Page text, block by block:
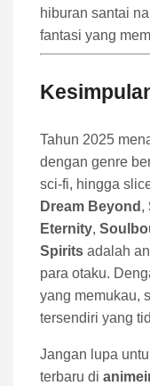
hiburan santai
fantasi yang
Tahun 2025
dengan genre
sci-fi, hingga
Dream Beyond ,
Eternity,
Spirits adalah
para otaku.
yang memukau,
tersendiri yang
Jangan lupa
terbaru di